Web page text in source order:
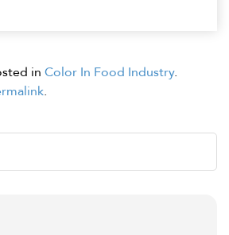
in Color In Food Industry.
.